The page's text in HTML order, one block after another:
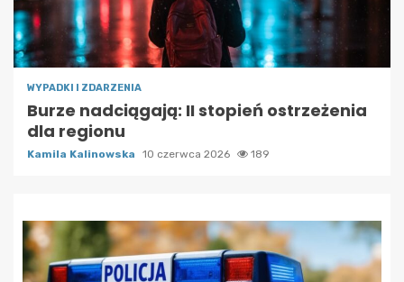
WYPADKI I ZDARZENIA
Burze nadciągają: II stopień ostrzeżenia
dla regionu
Kamila Kalinowska 10 czerwca 2026 189